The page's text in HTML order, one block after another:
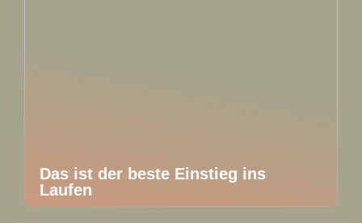
Das ist der beste Einstieg ins
Laufen